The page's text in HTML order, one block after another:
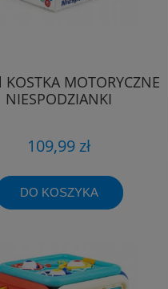
MOTORYCZNE
NIESPODZIANKI
109,99 zł
DO KOSZYKA